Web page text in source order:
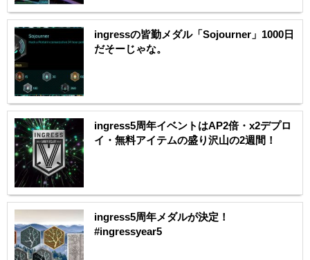
ingressの皆勤メダル「Sojourner」1000日
だそーじゃな。
ingress5周年イベントはAP2倍・x2デプロ
イ・無料アイテムの盛り沢山の2週間！
ingress5周年メダルが決定！
#ingressyear5